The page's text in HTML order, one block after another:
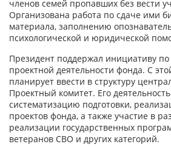
членов семей пропавших без вести
Организована работа по сдаче ими
материала, заполнению
психологической и юридической
Президент поддержал инициативу
проектной деятельности фонда. С
планирует ввести в структуру
Проектный комитет. Его
систематизацию подготовки,
проектов фонда, а также участие в
реализации государственных
ветеранов СВО и других категорий.